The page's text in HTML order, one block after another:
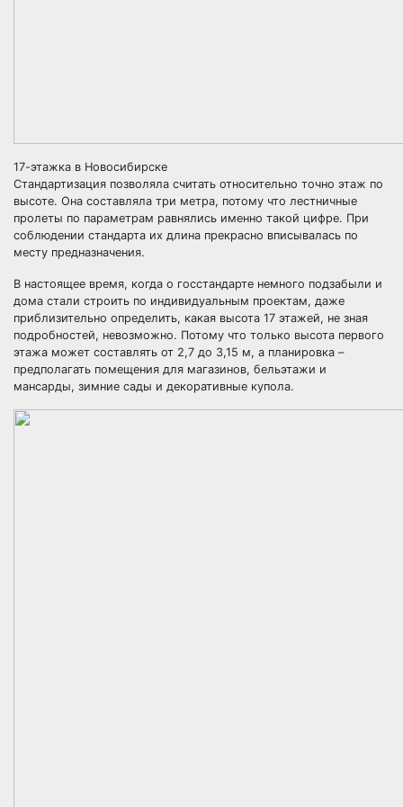
17-этажка в Новосибирске
Стандартизация позволяла считать относительно точно этаж по
высоте. Она составляла три метра, потому что лестничные
пролеты по параметрам равнялись именно такой цифре. При
соблюдении стандарта их длина прекрасно вписывалась по
месту предназначения.
В настоящее время, когда о госстандарте немного подзабыли и
дома стали строить по индивидуальным проектам, даже
приблизительно определить, какая высота 17 этажей, не зная
подробностей, невозможно. Потому что только высота первого
этажа может составлять от 2,7 до 3,15 м, а планировка –
предполагать помещения для магазинов, бельэтажи и
мансарды, зимние сады и декоративные купола.